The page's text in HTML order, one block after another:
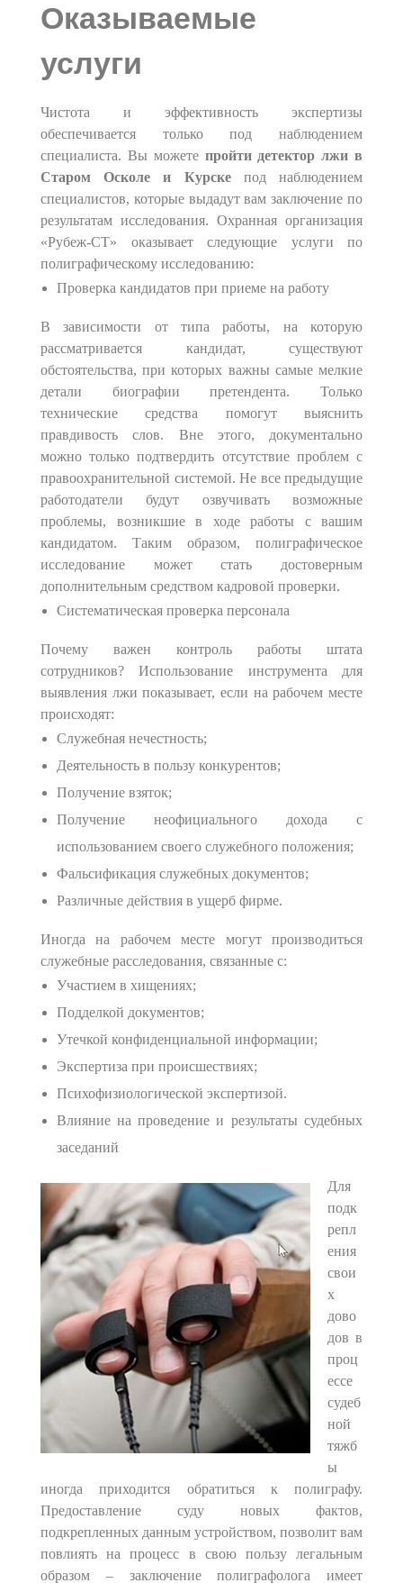
Оказываемые
услуги
Чистота и эффективность экспертизы
обеспечивается только под наблюдением
специалиста. Вы можете пройти детектор лжи в
Старом Осколе
и Курске под наблюдением
специалистов, которые выдадут вам заключение по
результатам исследования. Охранная организация
«Рубеж-СТ» оказывает следующие услуги по
полиграфическому исследованию:
Проверка кандидатов при приеме на работу
В зависимости от типа работы, на которую
рассматривается кандидат, существуют
обстоятельства, при которых важны самые мелкие
детали биографии претендента. Только
технические средства помогут выяснить
правдивость слов. Вне этого, документально
можно только подтвердить отсутствие проблем с
правоохранительной системой. Не все предыдущие
работодатели будут озвучивать возможные
проблемы, возникшие в ходе работы с вашим
кандидатом. Таким образом, полиграфическое
исследование может стать достоверным
дополнительным средством кадровой проверки.
Систематическая проверка персонала
Почему важен контроль работы штата
сотрудников? Использование инструмента для
выявления лжи показывает, если на рабочем месте
происходят:
Служебная нечестность;
Деятельность в пользу конкурентов;
Получение взяток;
Получение неофициального дохода с
использованием своего служебного положения;
Фальсификация служебных документов;
Различные действия в ущерб фирме.
Иногда на рабочем месте могут производиться
служебные расследования, связанные с:
Участием в хищениях;
Подделкой документов;
Утечкой конфиденциальной информации;
Экспертиза при происшествиях;
Психофизиологической экспертизой.
Влияние на проведение и результаты судебных
заседаний
Для
подк
репл
ения
свои
х
дово
дов в
проц
ессе
судеб
ной
тяжб
ы
иногда приходится обратиться к полиграфу.
Предоставление суду новых фактов,
подкрепленных данным устройством, позволит вам
повлиять на процесс в свою пользу легальным
образом – заключение полиграфолога имеет